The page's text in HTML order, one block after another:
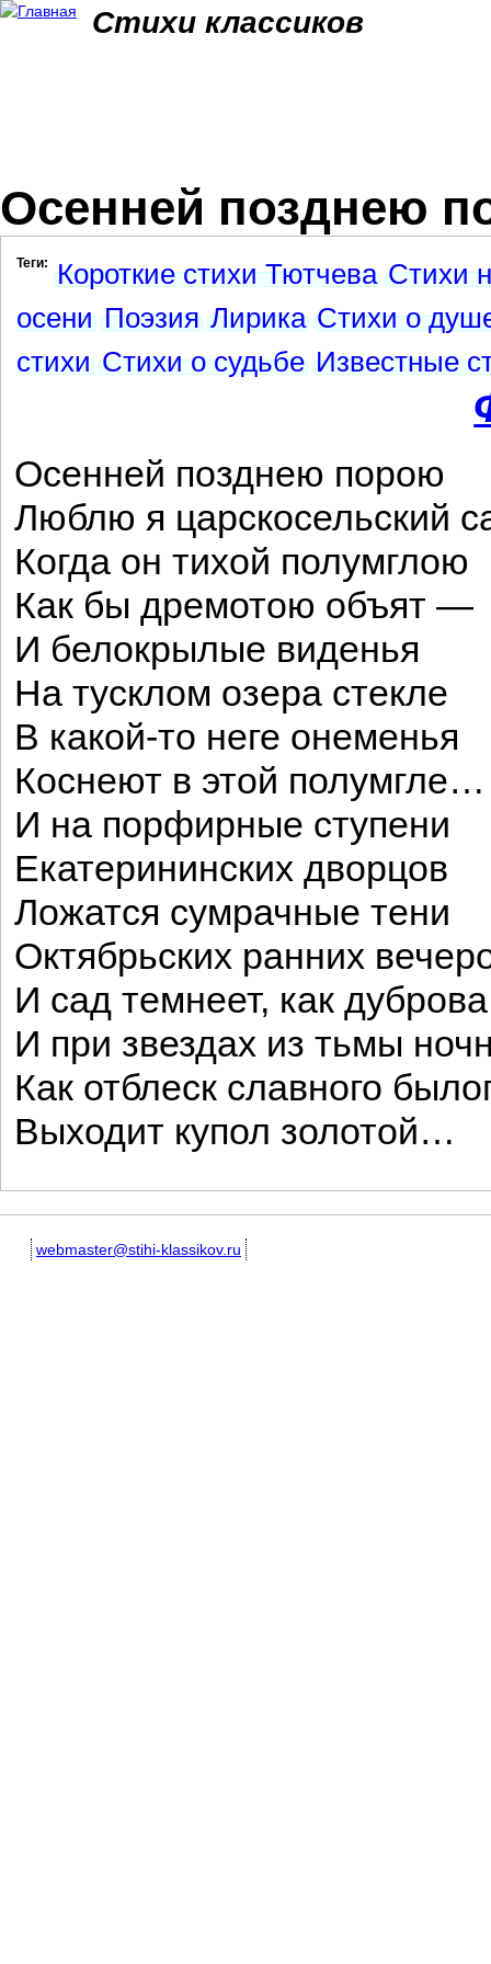
Стихи классиков
Осенней позднею
Теги: Короткие стихи Тютчева Стихи
осени Поэзия Лирика Стихи о
стихи Стихи о судьбе Известные
Осенней позднею порою
Люблю я царскосельский
Когда он тихой полумглою
Как бы дремотою объят —
И белокрылые виденья
На тусклом озера стекле
В какой-то неге онеменья
Коснеют в этой полумгле…
И на порфирные ступени
Екатерининских дворцов
Ложатся сумрачные тени
Октябрьских ранних
И сад темнеет, как
И при звездах из тьмы
Как отблеск славного
Выходит купол золотой…
webmaster@stihi-klassikov.ru